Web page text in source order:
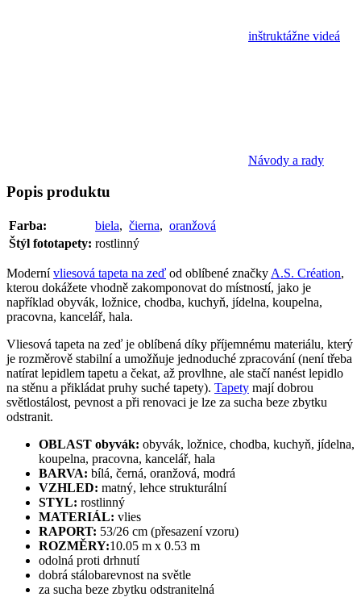
inštruktážne videá
Návody a rady
Popis produktu
Farba: biela, čierna, oranžová
Štýl fototapety: rostlinný
Modernívliesová tapeta na zeď od oblíbené značky A.S. Création,
kterou dokážete vhodně zakomponovat do místností, jako je
například obyvák, ložnice, chodba, kuchyň, jídelna, koupelna,
pracovna, kancelář, hala.
Vliesová tapeta na zeď je oblíbená díky příjemnému materiálu, který
je rozměrově stabilní a umožňuje jednoduché zpracování (není třeba
natírat lepidlem tapetu a čekat, až provlhne, ale stačí nanést lepidlo
na stěnu a přikládat pruhy suché tapety). Tapety mají dobrou
světlostálost, pevnost a při renovaci je lze za sucha beze zbytku
odstranit.
OBLAST obyvák: obyvák, ložnice, chodba, kuchyň, jídelna,
koupelna, pracovna, kancelář, hala
BARVA: bílá, černá, oranžová, modrá
VZHLED: matný, lehce strukturální
STYL: rostlinný
MATERIÁL: vlies
RAPORT: 53/26 cm (přesazení vzoru)
ROZMĚRY:10.05 m x 0.53 m
odolná proti drhnutí
dobrá stálobarevnost na světle
za sucha beze zbytku odstranitelná